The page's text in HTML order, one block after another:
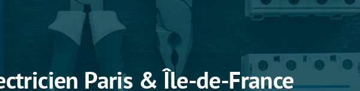
Paris & Île-de-France